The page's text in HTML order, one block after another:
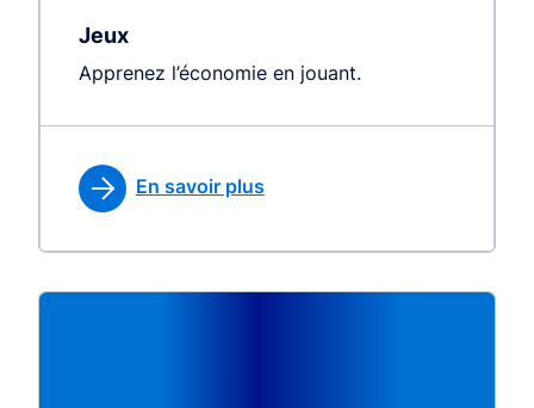
Jeux
Apprenez l’économie en jouant.
En savoir plus